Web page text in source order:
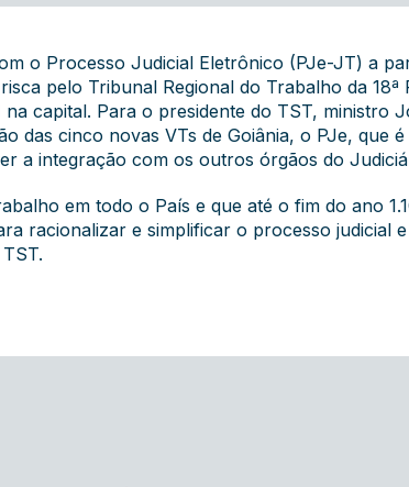
o Processo Judicial Eletrônico (PJe-JT) a
pelo Tribunal Regional do Trabalho da 18ª
capital. Para o presidente do TST, ministro
das cinco novas VTs de Goiânia, o PJe, que
a integração com os outros órgãos do
em todo o País e que até o fim do ano
racionalizar e simplificar o processo judicial